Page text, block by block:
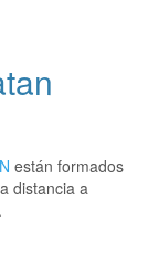
están formados
distancia a